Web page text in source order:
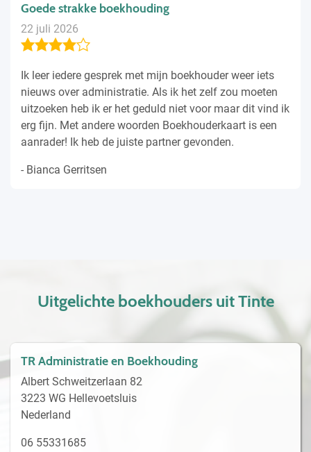
Goede strakke boekhouding
22 juli 2026
Ik leer iedere gesprek met mijn boekhouder weer iets
nieuws over administratie. Als ik het zelf zou moeten
uitzoeken heb ik er het geduld niet voor maar dit vind ik
erg fijn. Met andere woorden Boekhouderkaart is een
aanrader! Ik heb de juiste partner gevonden.
- Bianca Gerritsen
Uitgelichte boekhouders uit Tinte
TR Administratie en Boekhouding
Albert Schweitzerlaan 82
3223 WG Hellevoetsluis
Nederland
06 55331685